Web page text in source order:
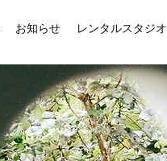
お知らせ レンタルスタジオ